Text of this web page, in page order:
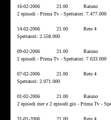
16-02-2006 21.00
Raiuno
2 episodi - Prima Tv - Spettatori: 7.477.000
14-02-2006 21.00
Rete 4
Spettatori: 2.558.000
09-02-2006 21.00
Raiuno
2 episodi - Prima Tv - Spettatori: 7.633.000
07-02-2006 21.00
Rete 4
Spettatori: 2.071.000
01-02-2006 21.00
Raiuno
2 episodi mer e 2 episodi gio - Prima Tv -
31-01-2006 21.00
Rete 4